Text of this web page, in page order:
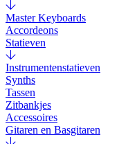
Master Keyboards
Accordeons
Statieven
Instrumentenstatieven
Synths
Tassen
Zitbankjes
Accessoires
Gitaren en Basgitaren